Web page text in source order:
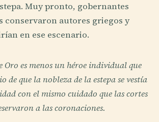
Muy pronto, gobernantes
conservaron autores griegos y
en ese escenario.
Oro es menos un héroe individual que
de que la nobleza de la estepa se vestía
con el mismo cuidado que las cortes
a las coronaciones.